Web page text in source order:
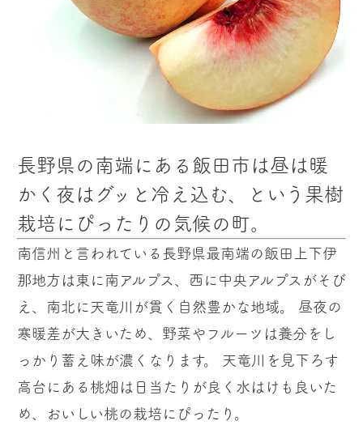
長野県の南端にある飯田市は昼は暖
かく夜はグッと冷え込む、という果樹
栽培にぴったりの気候の町。
南信州と言われている長野県最南端の飯田上下伊
那地方は東に南アルプス、西に中央アルプスがそび
え、南北に天竜川が貫く自然豊かな地域。 昼夜の
寒暖差が大きいため、野菜やフルーツは養分をし
っかり蓄え味が濃くなります。 天竜川を見下ろす
高台にある桃畑は日当たりが良く水はけも良いた
め、おいしい桃の栽培にぴったり。